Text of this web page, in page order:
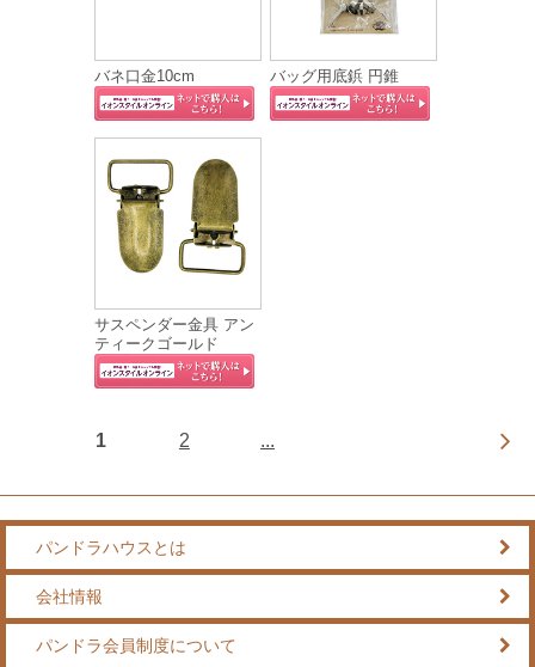
バネ口金10cm バッグ用底鋲 円錐
サスペンダー金具 アン
ティークゴールド
1 2 ...
パンドラハウスとは
会社情報
パンドラ会員制度について